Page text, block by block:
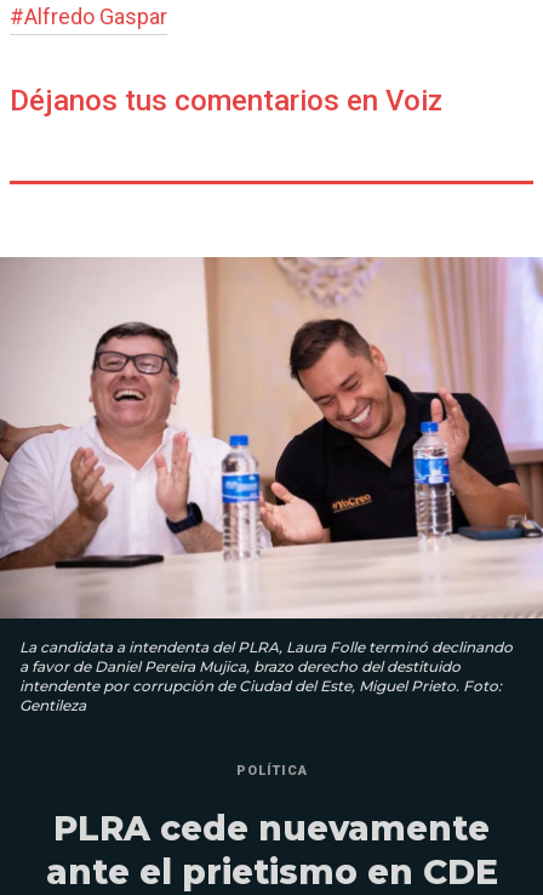
#Alfredo Gaspar
Déjanos tus comentarios en Voiz
La candidata a intendenta del PLRA, Laura Folle terminó declinando
a favor de Daniel Pereira Mujica, brazo derecho del destituido
intendente por corrupción de Ciudad del Este, Miguel Prieto. Foto:
Gentileza
POLÍTICA
PLRA cede nuevamente
ante el prietismo en CDE